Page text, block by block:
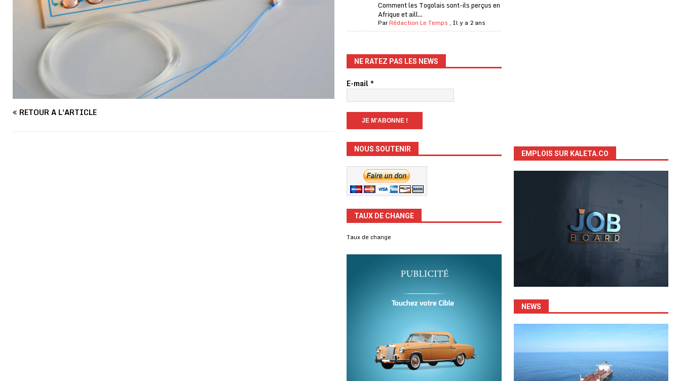
RETOUR À L'ARTICLE
Comment les Togolais sont-ils perçus en
Afrique et aill...
ParRédaction Le Temps , Il y a 2 ans
NE RATEZ PAS LES NEWS
E-mail*
NOUS SOUTENIR
TAUX DE CHANGE
Taux de change
EMPLOIS SUR KALETA.CO
NEWS